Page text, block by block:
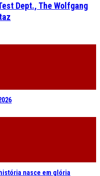
Dept., The Wolfgang
nasce em glória